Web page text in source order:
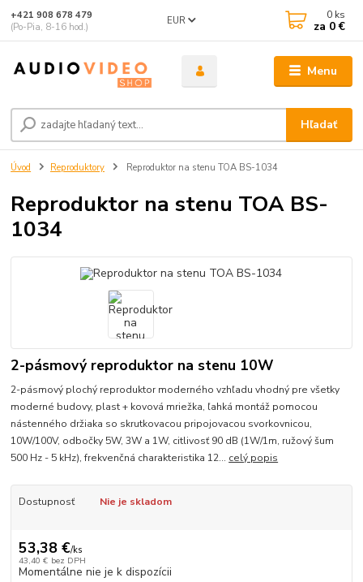
Menu
EUR
Hľadať
+421 908 678 479
(Po-Pia, 8-16 hod.)
0 ks
za 0 €
Úvod Reproduktory Reproduktor na stenu TOA BS-1034
Reproduktor na stenu TOA BS-
1034
2-pásmový reproduktor na stenu 10W
2-pásmový plochý reproduktor moderného vzhľadu vhodný pre všetky
moderné budovy, plast + kovová mriežka, ľahká montáž pomocou
nástenného držiaka so skrutkovacou pripojovacou svorkovnicou,
10W/100V, odbočky 5W, 3W a 1W, citlivosť 90 dB (1W/1m, ružový šum
500 Hz - 5 kHz), frekvenčná charakteristika 12... celý popis
Dostupnosť Nie je skladom
53,38 €/ks
43,40 € bez DPH
Momentálne nie je k dispozícii